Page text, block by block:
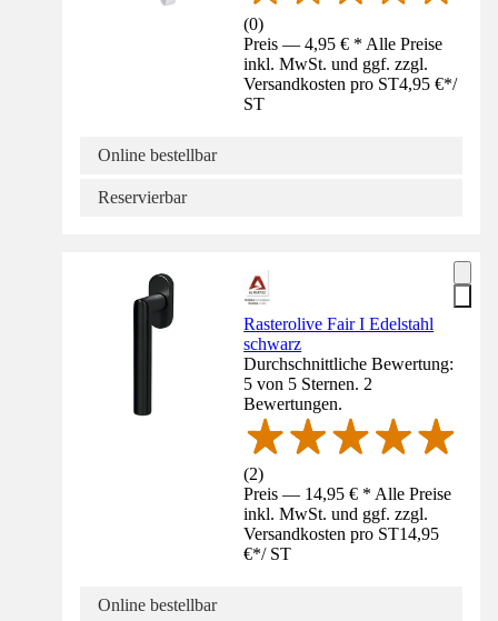
(0)
Preis — 4,95 € * Alle Preise
inkl. MwSt. und ggf. zzgl.
Versandkosten pro ST4,95 €*/
ST
Online bestellbar
Reservierbar
Rasterolive Fair I Edelstahl
schwarz
Durchschnittliche Bewertung:
5 von 5 Sternen. 2
Bewertungen.
(2)
Preis — 14,95 € * Alle Preise
inkl. MwSt. und ggf. zzgl.
Versandkosten pro ST14,95
€*/ ST
Online bestellbar